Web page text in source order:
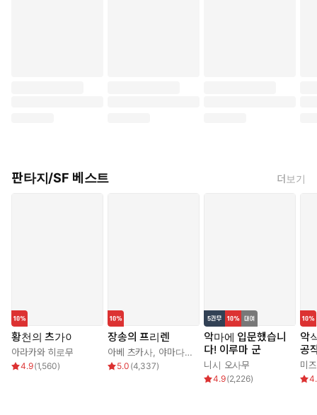
판타지/SF 베스트 더보기
황천의 츠가이
아라카와 히로무
4.9(1,560)
장송의 프리렌
아베 츠카사 야마다 카네히토
5.0 (4,337)
악마에 입문했습니
다! 이루마 군
니시 오사무
4.9(2,226)
악
공
가
다
미